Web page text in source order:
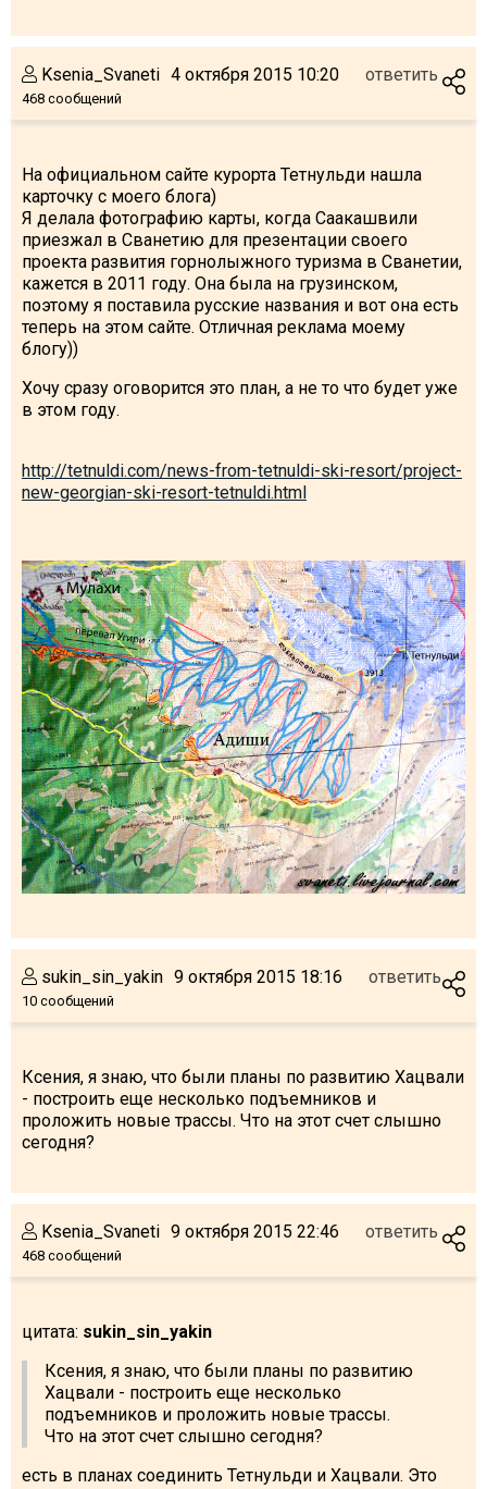
Ksenia_Svaneti
468 сообщений
4 октября 2015 10:20 ответить
На официальном сайте курорта Тетнульди нашла
карточку с моего блога)
Я делала фотографию карты, когда Саакашвили
приезжал в Сванетию для презентации своего
проекта развития горнолыжного туризма в Сванетии,
кажется в 2011 году. Она была на грузинском,
поэтому я поставила русские названия и вот она есть
теперь на этом сайте. Отличная реклама моему
блогу))
Хочу сразу оговорится это план, а не то что будет уже
в этом году.
http://tetnuldi.com/news-from-tetnuldi-ski-resort/project-
new-georgian-ski-resort-tetnuldi.html
sukin_sin_yakin
10 сообщений
9 октября 2015 18:16 ответить
Ксения, я знаю, что были планы по развитию Хацвали
- построить еще несколько подъемников и
проложить новые трассы. Что на этот счет слышно
сегодня?
Ksenia_Svaneti
468 сообщений
9 октября 2015 22:46 ответить
цитата: sukin_sin_yakin
Ксения, я знаю, что были планы по развитию
Хацвали - построить еще несколько
подъемников и проложить новые трассы.
Что на этот счет слышно сегодня?
есть в планах соединить Тетнульди и Хацвали. Это